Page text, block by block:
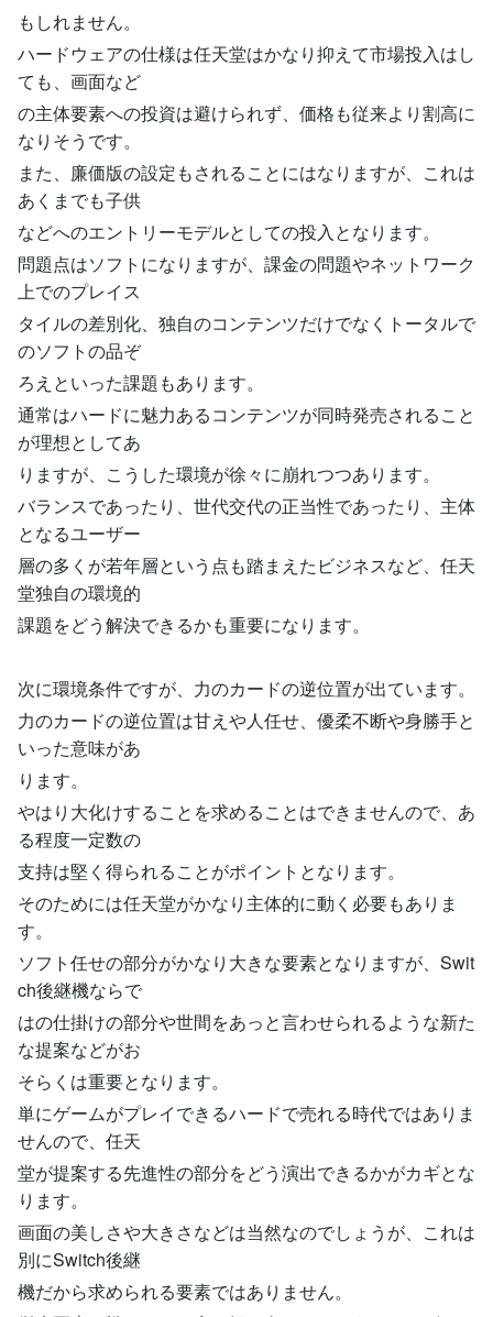
もしれません。
ハードウェアの仕様は任天堂はかなり抑えて市場投入はし
ても、画面など
の主体要素への投資は避けられず、価格も従来より割高に
なりそうです。
また、廉価版の設定もされることにはなりますが、これは
あくまでも子供
などへのエントリーモデルとしての投入となります。
問題点はソフトになりますが、課金の問題やネットワーク
上でのプレイス
タイルの差別化、独自のコンテンツだけでなくトータルで
のソフトの品ぞ
ろえといった課題もあります。
通常はハードに魅力あるコンテンツが同時発売されること
が理想としてあ
りますが、こうした環境が徐々に崩れつつあります。
バランスであったり、世代交代の正当性であったり、主体
となるユーザー
層の多くが若年層という点も踏まえたビジネスなど、任天
堂独自の環境的
課題をどう解決できるかも重要になります。
次に環境条件ですが、力のカードの逆位置が出ています。
力のカードの逆位置は甘えや人任せ、優柔不断や身勝手と
いった意味があ
ります。
やはり大化けすることを求めることはできませんので、あ
る程度一定数の
支持は堅く得られることがポイントとなります。
そのためには任天堂がかなり主体的に動く必要もありま
す。
ソフト任せの部分がかなり大きな要素となりますが、Swit
ch後継機ならで
はの仕掛けの部分や世間をあっと言わせられるような新た
な提案などがお
そらくは重要となります。
単にゲームがプレイできるハードで売れる時代ではありま
せんので、任天
堂が提案する先進性の部分をどう演出できるかがカギとな
ります。
画面の美しさや大きさなどは当然なのでしょうが、これは
別にSwitch後継
機だから求められる要素ではありません。